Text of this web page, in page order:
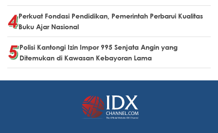
Perkuat Fondasi Pendidikan, Pemerintah Perbarui Kualitas
Buku Ajar Nasional
Polisi Kantongi Izin Impor 995 Senjata Angin yang
Ditemukan di Kawasan Kebayoran Lama